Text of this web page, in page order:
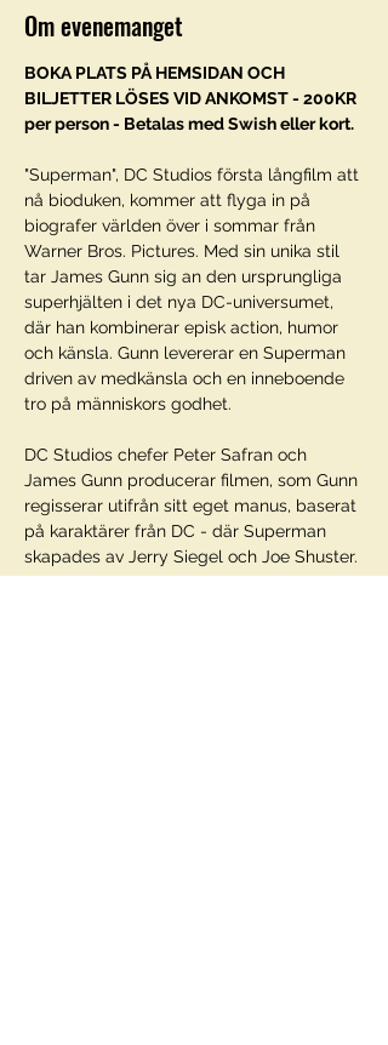
Om evenemanget
BOKA PLATS PÅ HEMSIDAN OCH
BILJETTER LÖSES VID ANKOMST - 200KR
per person - Betalas med Swish eller kort.
"Superman", DC Studios första långfilm att
nå bioduken, kommer att flyga in på
biografer världen över i sommar från
Warner Bros. Pictures. Med sin unika stil
tar James Gunn sig an den ursprungliga
superhjälten i det nya DC-universumet,
där han kombinerar episk action, humor
och känsla. Gunn levererar en Superman
driven av medkänsla och en inneboende
tro på människors godhet.
DC Studios chefer Peter Safran och
James Gunn producerar filmen, som Gunn
regisserar utifrån sitt eget manus, baserat
på karaktärer från DC - där Superman
skapades av Jerry Siegel och Joe Shuster.